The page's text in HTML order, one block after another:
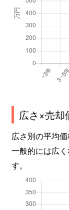
広さ×売却
広さ別の平均
一般的には広
す。